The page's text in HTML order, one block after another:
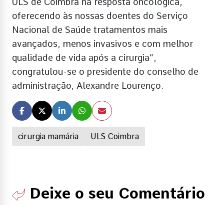
cirurgia mamária ULS Coimbra
oferecendo às nossas doentes do Serviço
Nacional de Saúde tratamentos mais
avançados, menos invasivos e com melhor
qualidade de vida após a cirurgia”,
congratulou-se o presidente do conselho de
administração, Alexandre Lourenço.
Deixe o seu Comentário